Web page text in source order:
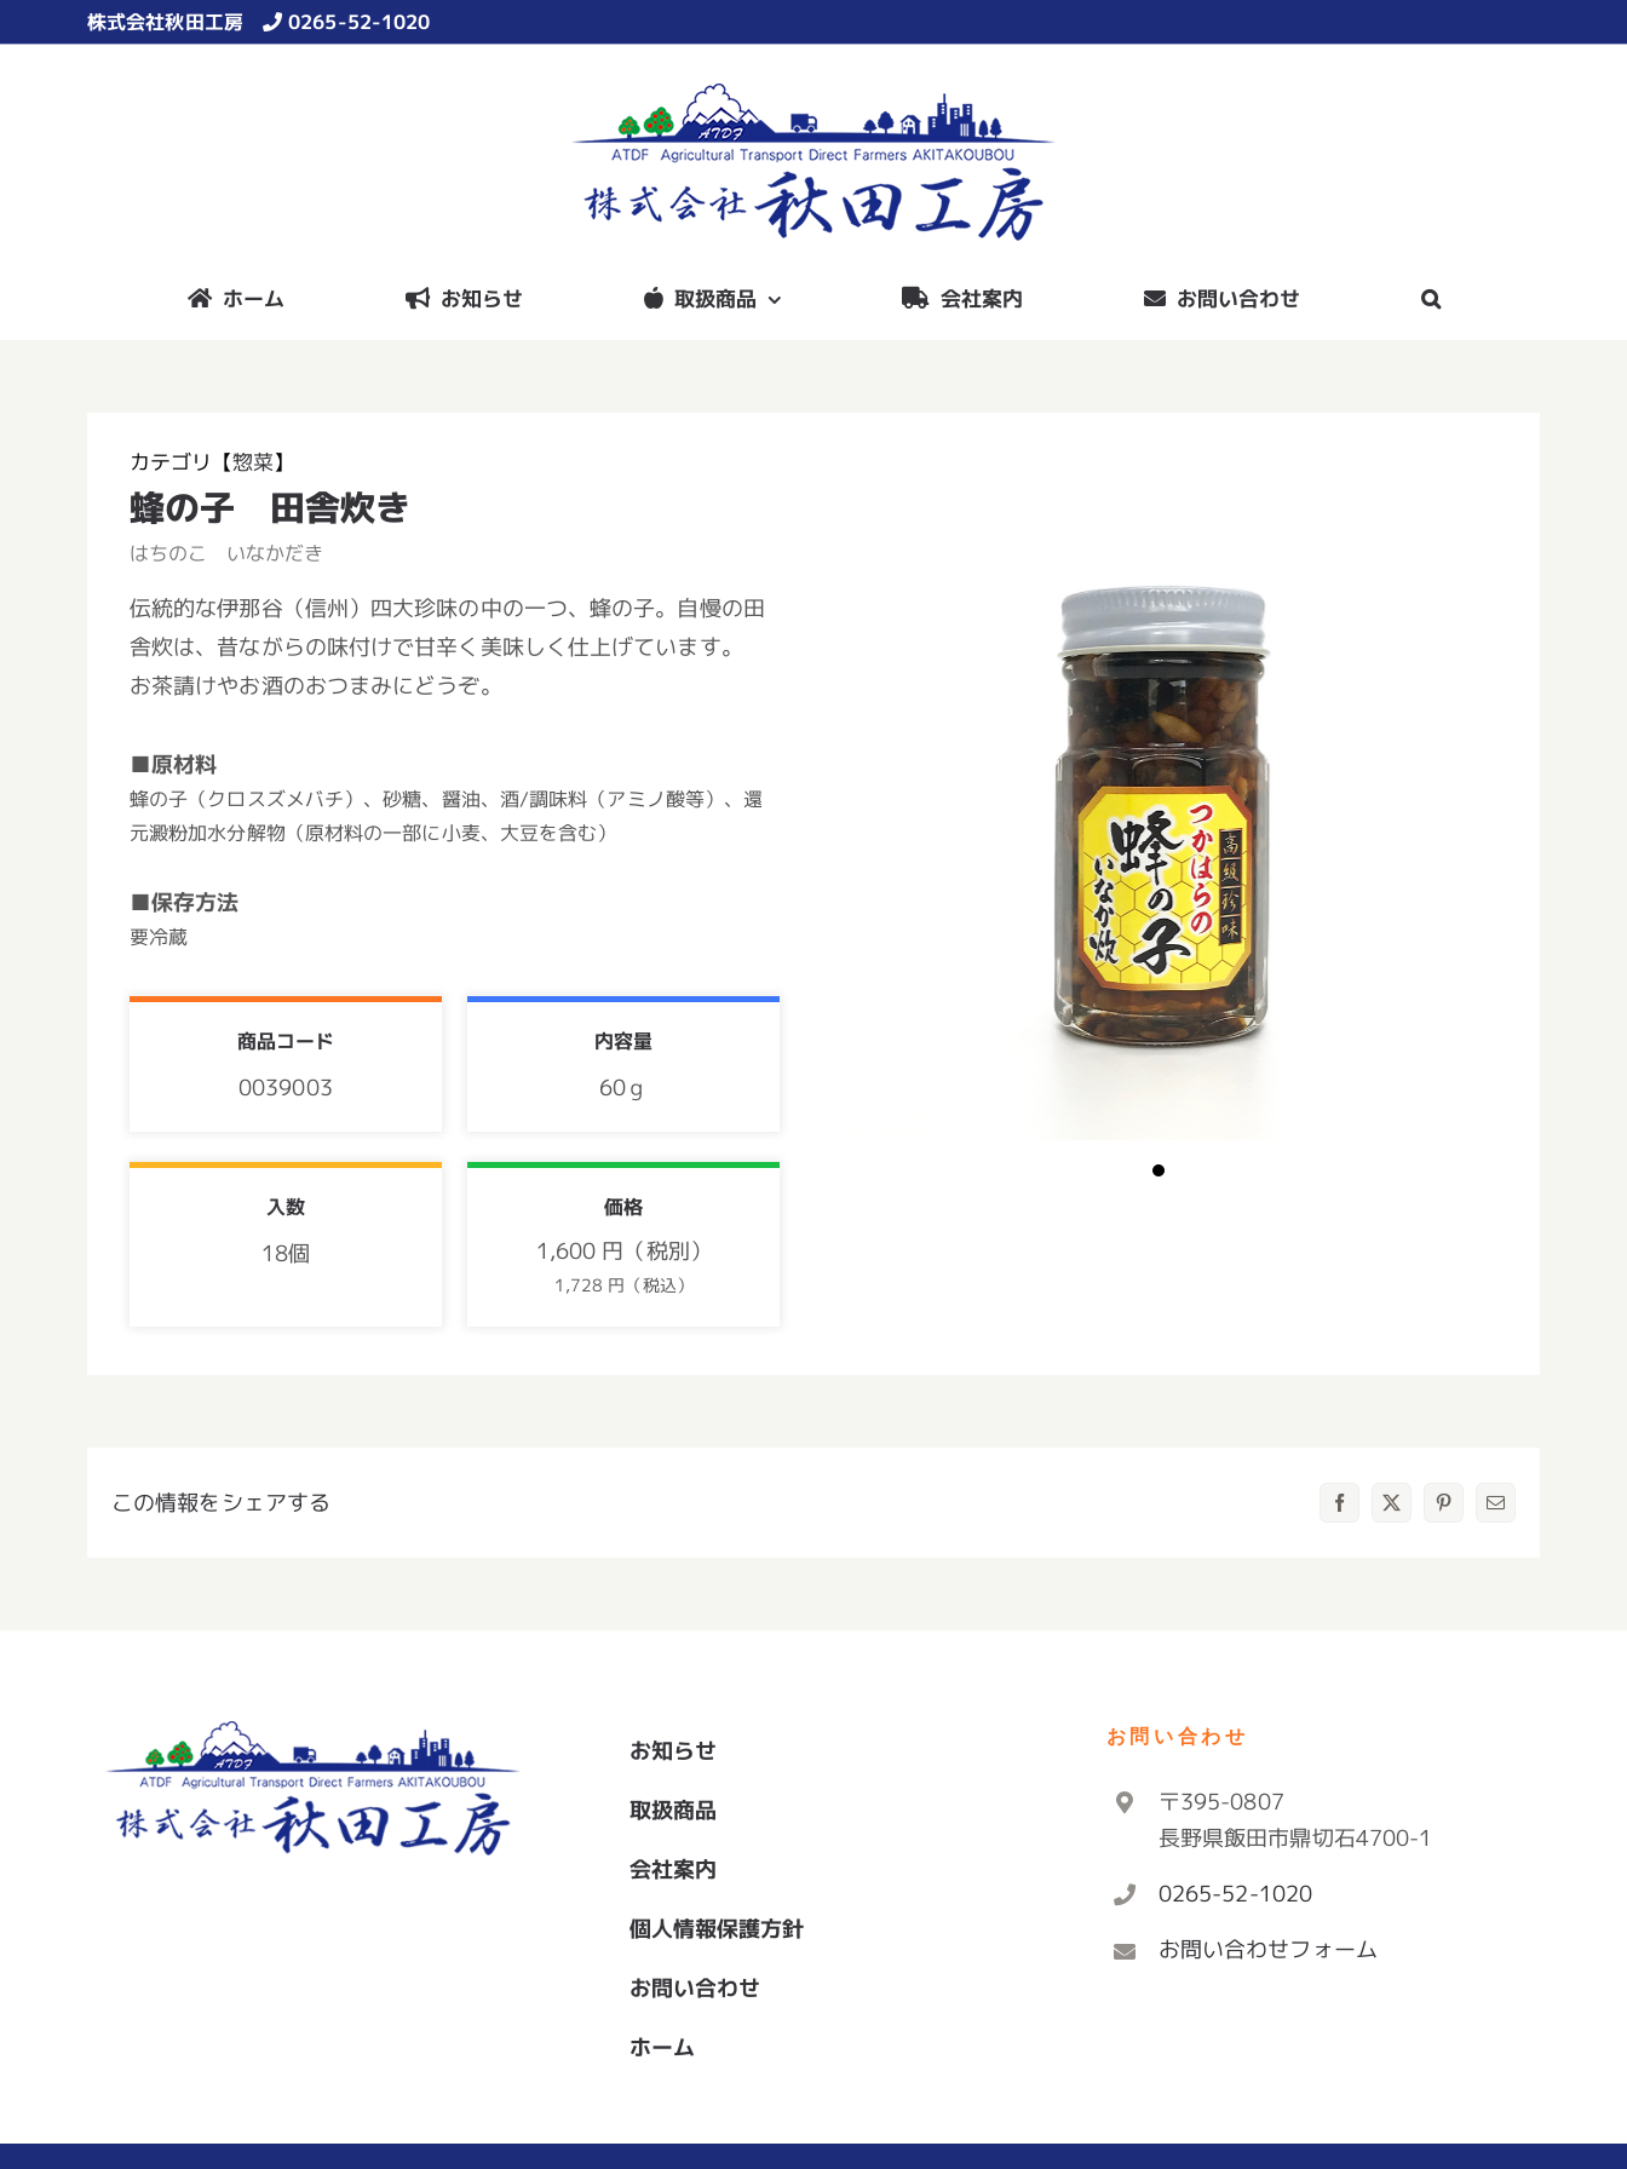
株式会社秋田工房 0265-52-1020
ホーム お知らせ 取扱商品 会社案内 お問い合わせ
カテゴリ【惣菜】
蜂の子 田舎炊き
はちのこ いなかだき
伝統的な伊那谷（信州）四大珍味の中の一つ、蜂の子。自慢の田
舎炊は、昔ながらの味付けで甘辛く美味しく仕上げています。
お茶請けやお酒のおつまみにどうぞ。
■原材料
蜂の子（クロスズメバチ）、砂糖、醤油、酒/調味料（アミノ酸等）、還
元澱粉加水分解物（原材料の一部に小麦、大豆を含む）
■保存方法
要冷蔵
商品コード
0039003
内容量
60ｇ
入数
18個
価格
1,600 円（税別）
1,728 円（税込）
この情報をシェアする Facebook
X Pinterest
電
お知らせ
取扱商品
会社案内
個人情報保護方針
お問い合わせ
ホーム
お問い合わせ
〒395-0807
長野県飯田市鼎切石4700-1
0265-52-1020
お問い合わせフォーム